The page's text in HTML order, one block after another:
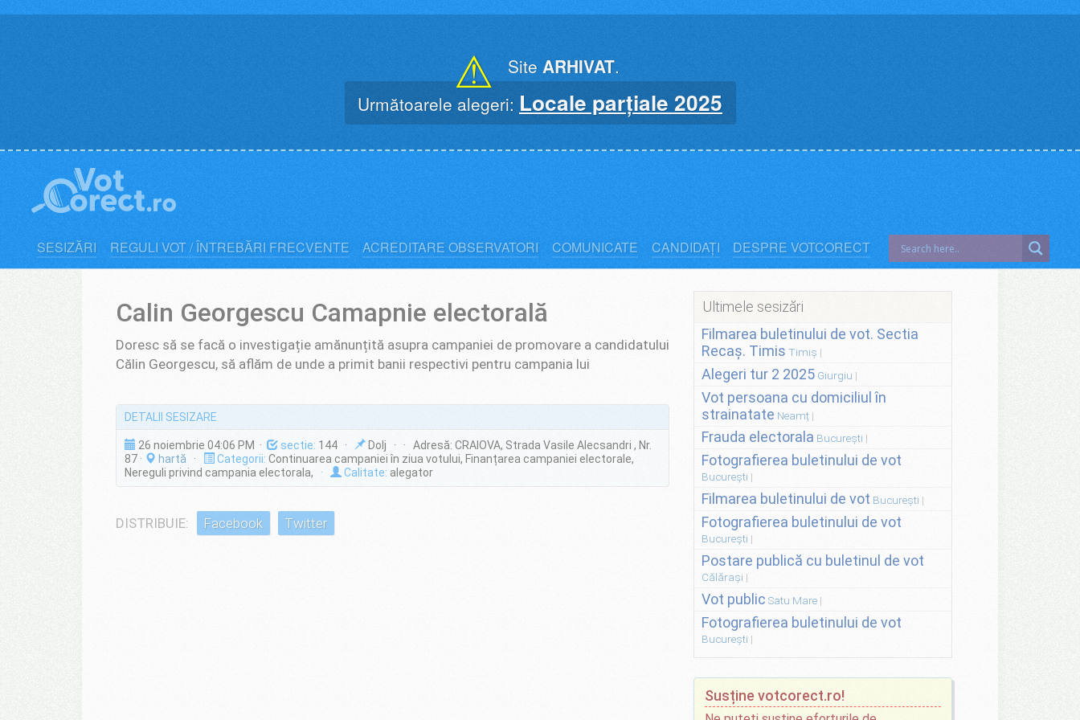
⚠ Site ARHIVAT.
Următoarele alegeri: Locale parțiale 2025
SESIZĂRI REGULI VOT / ÎNTREBĂRI FRECVENTE ACREDITARE OBSERVATORI COMUNICATE CANDIDAȚI DESPRE VOTCORECT
Calin Georgescu Camapnie electorală
Doresc să se facă o investigație amănunțită asupra campaniei de promovare a candidatului
Călin Georgescu, să aflăm de unde a primit banii respectivi pentru campania lui
DETALII SESIZARE
26 noiembrie 04:06 PM · sectie: 144 ·
Dolj · · Adresă: CRAIOVA, Strada Vasile Alecsandri , Nr.
87 ·
hartă · Categorii: Continuarea campaniei în ziua votului, Finanțarea campaniei electorale,
Nereguli privind campania electorala,
· Calitate: alegator
DISTRIBUIE: Facebook Twitter
Ultimele sesizări
Filmarea buletinului de vot. Sectia
Recaș. Timis Timiș
Alegeri tur 2 2025 Giurgiu
Vot persoana cu domiciliul în
strainatate Neamț
Frauda electorala București
Fotografierea buletinului de vot
București
Filmarea buletinului de vot București
Fotografierea buletinului de vot
București
Postare publică cu buletinul de vot
Călărași
Vot public Satu Mare
Fotografierea buletinului de vot
București
Susține votcorect.ro!